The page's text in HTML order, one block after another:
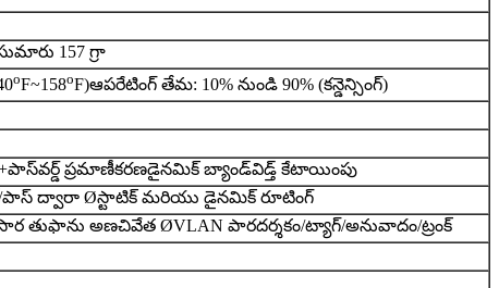
157 గ్రా
oF~158oF)ఆపరేటింగ్ తేమ: 10% నుండి 90% (కన్డెన్సింగ్)
ప్రమాణీకరణడైనమిక్ బ్యాండ్‌విడ్త్ కేటాయింపు
పాస్ ద్వారా Øస్టాటిక్ మరియు డైనమిక్ రూటింగ్
తుఫాను అణచివేత ØVLAN పారదర్శకం/ట్యాగ్/అనువాదం/ట్రంక్